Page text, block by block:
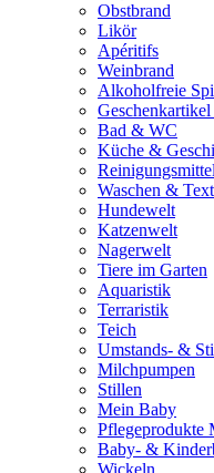
Obstbrand
Likör
Apéritifs
Weinbrand
Alkoholfreie
Bad & WC
Küche &
Waschen &
Hundewelt
Katzenwelt
Nagerwelt
Tiere im Garten
Aquaristik
Terraristik
Teich
Umstands- &
Milchpumpen
Stillen
Mein Baby
Pflegeprodukte
Baby- &
Wickeln